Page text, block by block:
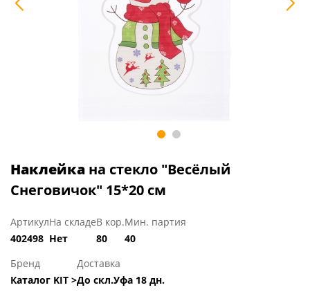
Наклейка на стекло "Весёлый
Снеговичок" 15*20 см
Артикул
402498
На складе
Нет
В кор.
80
Мин. партия
40
Бренд
Каталог KIT >
Доставка
До скл.Уфа 18 дн.